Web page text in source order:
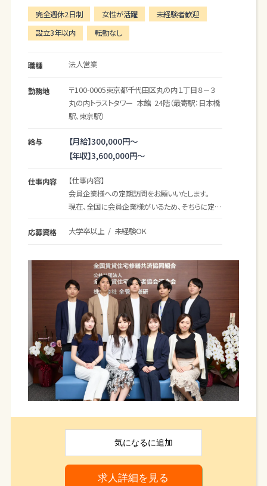
不動産ベンチャー企業です。
創業より培ってきた塗料メーカーとしての知識や技
術。
日本から世界へ挑戦を続ける会社です。
現在、事業拡大に伴い人員大幅増員中！
是非アナタのチカラを貸してください！
不動産オーナー様が保有するマンションやビルの
「資産価値の向上」「安全性の維持・向上」のため
『再生』（リフォーム・リノベーション）のご提案をお
任せします。
━━━━━━━━━━━━━━━
大手パートナー企業からリフォームにご興味のあ
るオーナー様をご紹介頂きます。
ご興味を持って頂いた状態でコンタクトを取って
いただくのでお話ししやすい状況でお悩み事をお伺
いいたします。
新規飛び込み一切なし！！
▼相談内容の一例
「デザイン重視のリノベーションができる？」
「工事はいいけど担当者の対応に困ってる」
などなど、お悩みは様々！！
━━━━━━━━━━━━━━━
[2] ヒアリング
完全週休2日制 女性が活躍
未経験者歓迎
設立3年以内
転勤なし
職種 法人営業
勤務地 〒100-0005東京都千代田区丸の内１丁目８－３
丸の内トラストタワー 本館 24階（最寄駅：日本橋
駅、東京駅）
給与 【月給】300,000円～
【年収】3,600,000円～
仕事内容
【仕事内容】
会員企業様への定期訪問をお願いいたします。
現在、全国に会員企業様がいるため、そちらに定期
のご確認をお願いいたします。
【会社の紹介・アピールポイント】
☆昨年4月に法人化！できたてほやほやのベンチャ
ー企業で一緒に楽しくはたらきませんか？？
不動産業界では知らない人はいない全国賃貸管理
ビジネス協会の、新設部署として
発足した全管協総研が今年の4月に独立しました。
若手社員ばかりで風通しも良いので自分をしっか
り聞いてもらえる環境です！
応募資格 大学卒以上 / 未経験OK
気になるに追加
求人詳細を見る